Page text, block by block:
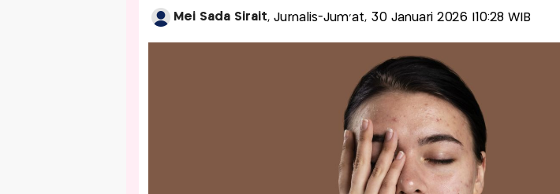
Mei Sada Sirait, Jurnalis-Jum'at, 30 Januari 2026 |10:28 WIB